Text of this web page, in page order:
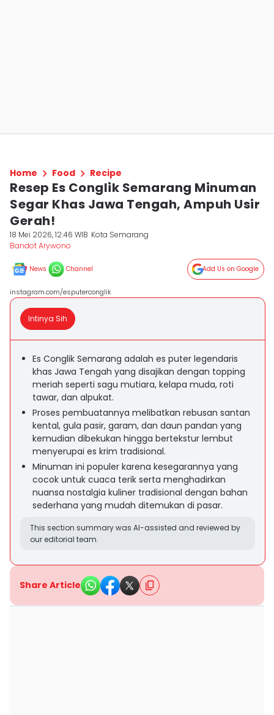
Home Food Recipe
Resep Es Conglik Semarang Minuman
Segar Khas Jawa Tengah, Ampuh Usir
Gerah!
18 Mei 2026, 12:46 WIB Kota Semarang
Bandot Arywono
News Channel Add Us on Google
instagram.com/esputerconglik
Intinya Sih
Es Conglik Semarang adalah es puter legendaris
khas Jawa Tengah yang disajikan dengan topping
meriah seperti sagu mutiara, kelapa muda, roti
tawar, dan alpukat.
Proses pembuatannya melibatkan rebusan santan
kental, gula pasir, garam, dan daun pandan yang
kemudian dibekukan hingga bertekstur lembut
menyerupai es krim tradisional.
Minuman ini populer karena kesegarannya yang
cocok untuk cuaca terik serta menghadirkan
nuansa nostalgia kuliner tradisional dengan bahan
sederhana yang mudah ditemukan di pasar.
This section summary was AI-assisted and reviewed by
our editorial team.
Share Article